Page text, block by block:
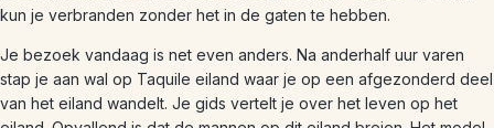
kun je verbranden zonder het in de gaten te hebben.
Je bezoek vandaag is net even anders. Na anderhalf uur varen
stap je aan wal op Taquile eiland waar je op een afgezonderd deel
van het eiland wandelt. Je gids vertelt je over het leven op het